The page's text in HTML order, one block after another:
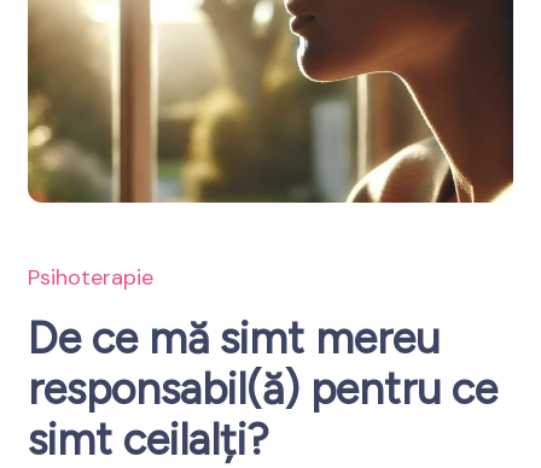
Psihoterapie
De ce mă simt mereu
responsabil(ă) pentru ce
simt ceilalți?